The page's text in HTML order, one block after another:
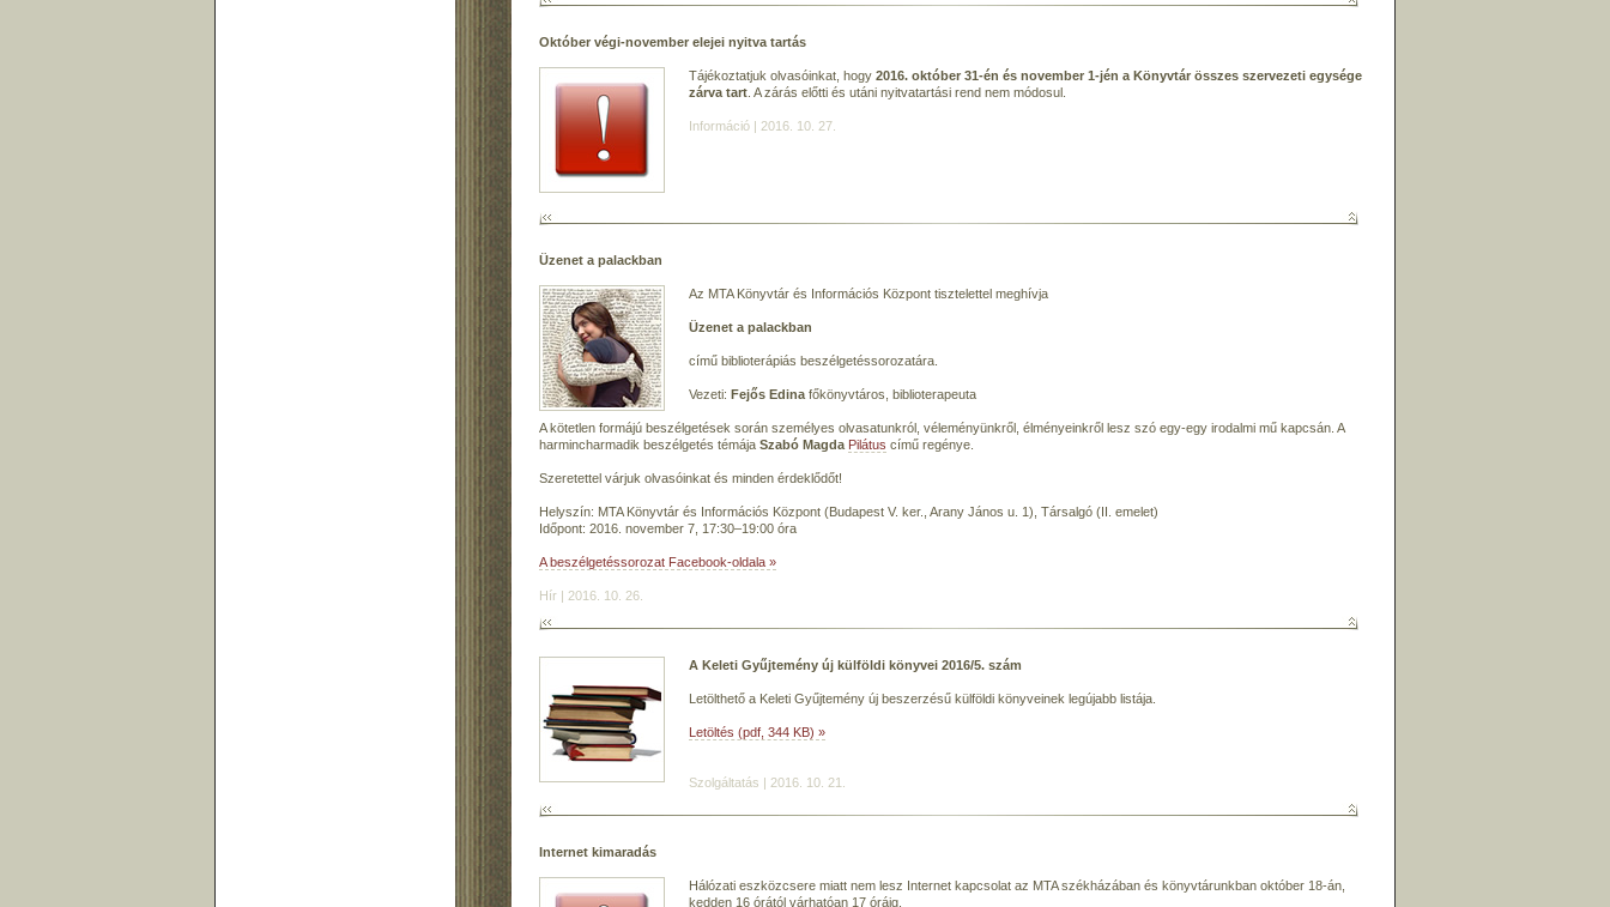
Október végi-november elejei nyitva tartás
Tájékoztatjuk olvasóinkat, hogy 2016. október 31-én és november 1-jén a Könyvtár összes szervezeti egysége
zárva tart . A zárás előtti és utáni nyitvatartási rend nem módosul.
Információ | 2016. 10. 27.
Üzenet a palackban
Az MTA Könyvtár és Információs Központ tisztelettel meghívja
Üzenet a palackban
című biblioterápiás beszélgetéssorozatára.
Vezeti: Fejős Edina főkönyvtáros, biblioterapeuta
A kötetlen formájú beszélgetések során személyes olvasatunkról, véleményünkről, élményeinkről lesz szó egy-egy irodalmi mű kapcsán. A
harmincharmadik beszélgetés témája Szabó Magda Pilátus című regénye.
Szeretettel várjuk olvasóinkat és minden érdeklődőt!
Helyszín: MTA Könyvtár és Információs Központ (Budapest V. ker., Arany János u. 1), Társalgó (II. emelet)
Időpont: 2016. november 7, 17:30–19:00 óra
A beszélgetéssorozat Facebook-oldala »
Hír | 2016. 10. 26.
A Keleti Gyűjtemény új külföldi könyvei 2016/5. szám
Letölthető a Keleti Gyűjtemény új beszerzésű külföldi könyveinek legújabb listája.
Letöltés (pdf, 344 KB) »
Szolgáltatás | 2016. 10. 21.
Internet kimaradás
Hálózati eszközcsere miatt nem lesz Internet kapcsolat az MTA székházában és könyvtárunkban október 18-án,
kedden 16 órától várhatóan 17 óráig.